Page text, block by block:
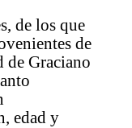
de los que
de
de Graciano
edad y